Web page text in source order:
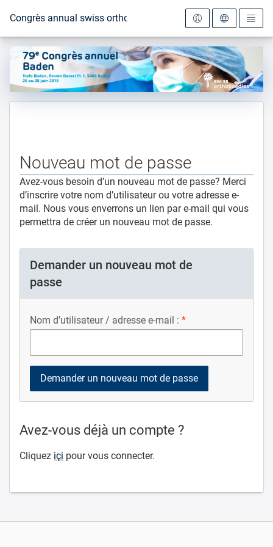
Vers la page d'accueil
Congrès annual swiss orthopaedics 2019
Nouveau mot de passe
Avez-vous besoin d’un nouveau mot de passe? Merci
d’inscrire votre nom d’utilisateur ou votre adresse e-
mail. Nous vous enverrons un lien par e-mail qui vous
permettra de créer un nouveau mot de passe.
Demander un nouveau mot de
passe
Nom d’utilisateur / adresse e-mail :
Avez-vous déjà un compte ?
Cliquez içi pour vous connecter.